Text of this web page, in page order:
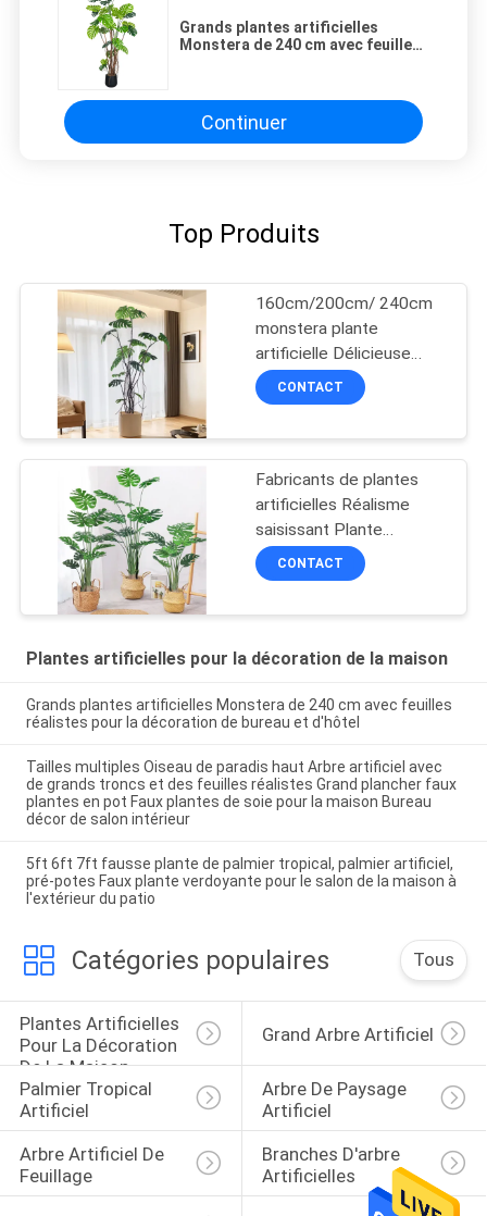
Grands plantes artificielles
Monstera de 240 cm avec feuilles
Continuer
Top Produits
160cm/200cm/ 240cm
monstera plante
artificielle Délicieuse
avec feuillage dense
CONTACT
Fabricants de plantes
artificielles​ Réalisme
saisissant Plante
monstera de 6 pieds​
pour la décoration de la
CONTACT
Plantes artificielles pour la décoration de la maison
Grands plantes artificielles Monstera de 240 cm avec feuilles
réalistes pour la décoration de bureau et d'hôtel
Tailles multiples Oiseau de paradis haut Arbre artificiel avec
de grands troncs et des feuilles réalistes Grand plancher faux
plantes en pot Faux plantes de soie pour la maison Bureau
décor de salon intérieur
5ft 6ft 7ft fausse plante de palmier tropical, palmier artificiel,
pré-potes Faux plante verdoyante pour le salon de la maison à
l'extérieur du patio
Catégories populaires Tous
Plantes Artificielles
Pour La Décoration
De La Maison
Grand Arbre Artificiel
Palmier Tropical
Artificiel
Arbre De Paysage
Artificiel
Arbre Artificiel De
Feuillage
Branches D'arbre
Artificielles